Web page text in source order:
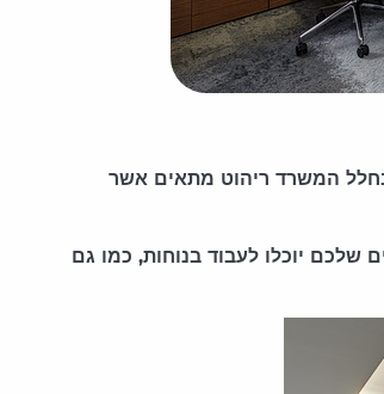
המשרד ריהוט מתאים אשר
שלכם יוכלו לעבוד בנוחות, כמו גם